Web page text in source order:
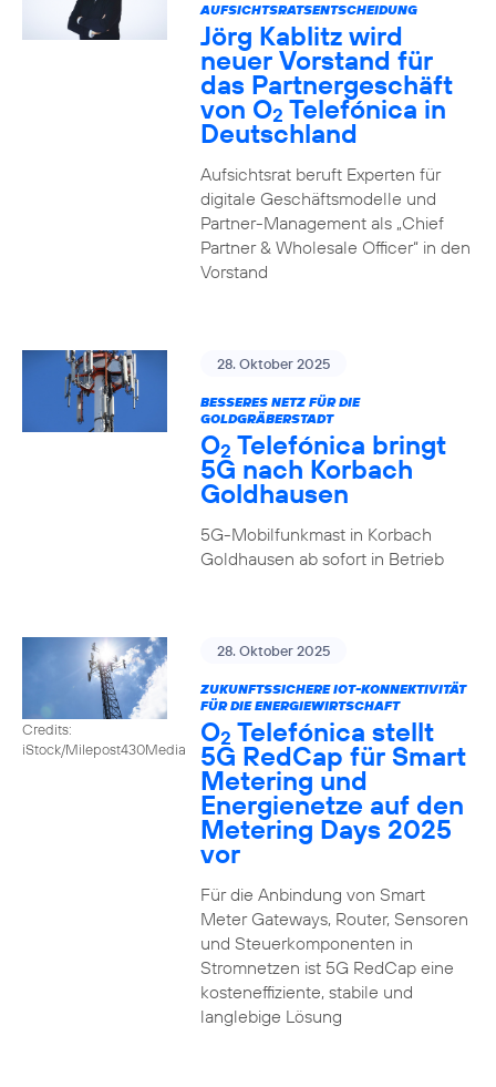
AUFSICHTSRATSENTSCHEIDUNG
Jörg Kablitz wird
neuer Vorstand für
das Partnergeschäft
von O2 Telefónica in
Deutschland
Aufsichtsrat beruft Experten für
digitale Geschäftsmodelle und
Partner-Management als „Chief
Partner & Wholesale Officer“ in den
Vorstand
28. Oktober 2025
BESSERES NETZ FÜR DIE
GOLDGRÄBERSTADT
O2 Telefónica bringt
5G nach Korbach
Goldhausen
5G-Mobilfunkmast in Korbach
Goldhausen ab sofort in Betrieb
Credits:
iStock/Milepost430Media
28. Oktober 2025
ZUKUNFTSSICHERE IOT-KONNEKTIVITÄT
FÜR DIE ENERGIEWIRTSCHAFT
O2 Telefónica stellt
5G RedCap für Smart
Metering und
Energienetze auf den
Metering Days 2025
vor
Für die Anbindung von Smart
Meter Gateways, Router, Sensoren
und Steuerkomponenten in
Stromnetzen ist 5G RedCap eine
kosteneffiziente, stabile und
langlebige Lösung